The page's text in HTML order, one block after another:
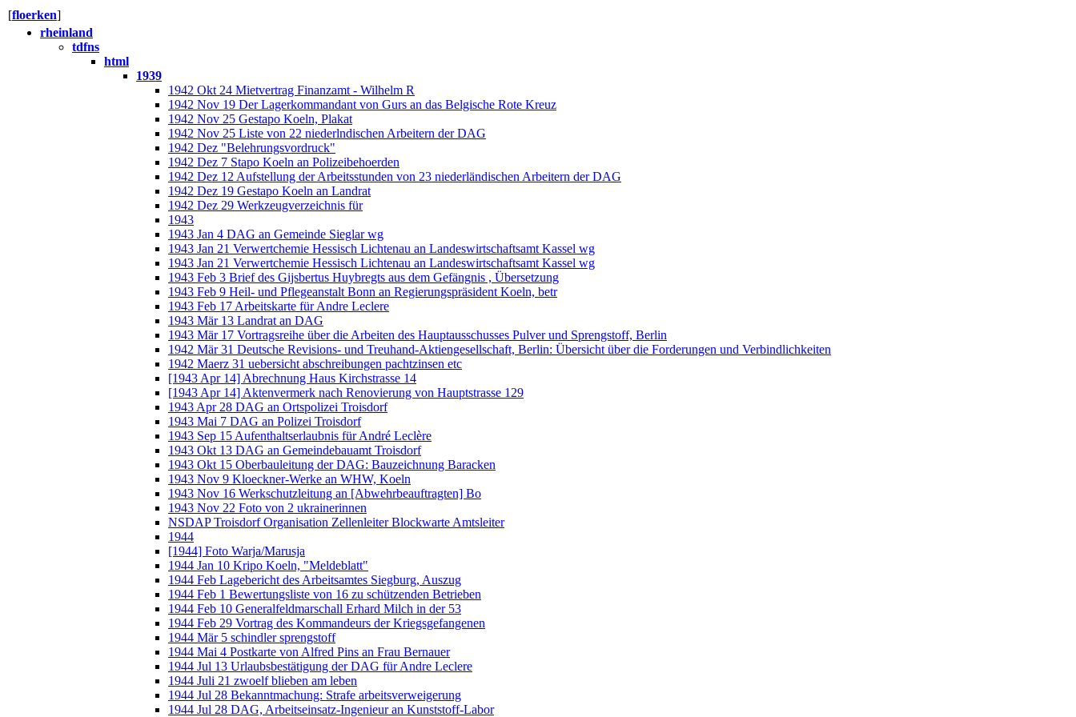
[floerken]
rheinland
tdfns
html
1939
1942 Okt 24 Mietvertrag Finanzamt - Wilhelm R
1942 Nov 19 Der Lagerkommandant von Gurs an das Belgische Rote Kreuz
1942 Nov 25 Gestapo Koeln, Plakat
1942 Nov 25 Liste von 22 niederlndischen Arbeitern der DAG
1942 Dez "Belehrungsvordruck"
1942 Dez 7 Stapo Koeln an Polizeibehoerden
1942 Dez 12 Aufstellung der Arbeitsstunden von 23 niederländischen Arbeitern der DAG
1942 Dez 19 Gestapo Koeln an Landrat
1942 Dez 29 Werkzeugverzeichnis für
1943
1943 Jan 4 DAG an Gemeinde Sieglar wg
1943 Jan 21 Verwertchemie Hessisch Lichtenau an Landeswirtschaftsamt Kassel wg
1943 Jan 21 Verwertchemie Hessisch Lichtenau an Landeswirtschaftsamt Kassel wg
1943 Feb 3 Brief des Gijsbertus Huybregts aus dem Gefängnis , Übersetzung
1943 Feb 9 Heil- und Pflegeanstalt Bonn an Regierungspräsident Koeln, betr
1943 Feb 17 Arbeitskarte für Andre Leclere
1943 Mär 13 Landrat an DAG
1943 Mär 17 Vortragsreihe über die Arbeiten des Hauptausschusses Pulver und Sprengstoff, Berlin
1942 Mär 31 Deutsche Revisions- und Treuhand-Aktiengesellschaft, Berlin: Übersicht über die Forderungen und Verbindlichkeiten
1942 Maerz 31 uebersicht abschreibungen pachtzinsen etc
[1943 Apr 14] Abrechnung Haus Kirchstrasse 14
[1943 Apr 14] Aktenvermerk nach Renovierung von Hauptstrasse 129
1943 Apr 28 DAG an Ortspolizei Troisdorf
1943 Mai 7 DAG an Polizei Troisdorf
1943 Sep 15 Aufenthaltserlaubnis für André Leclère
1943 Okt 13 DAG an Gemeindebauamt Troisdorf
1943 Okt 15 Oberbauleitung der DAG: Bauzeichnung Baracken
1943 Nov 9 Kloeckner-Werke an WHW, Koeln
1943 Nov 16 Werkschutzleitung an [Abwehrbeauftragten] Bo
1943 Nov 22 Foto von 2 ukrainerinnen
NSDAP Troisdorf Organisation Zellenleiter Blockwarte Amtsleiter
1944
[1944] Foto Warja/Marusja
1944 Jan 10 Kripo Koeln, "Meldeblatt"
1944 Feb Lagebericht des Arbeitsamtes Siegburg, Auszug
1944 Feb 1 Bewertungsliste von 16 zu schützenden Betrieben
1944 Feb 10 Generalfeldmarschall Erhard Milch in der 53
1944 Feb 29 Vortrag des Kommandeurs der Kriegsgefangenen
1944 Mär 5 schindler sprengstoff
1944 Mai 4 Postkarte von Alfred Pins an Frau Bernauer
1944 Jul 13 Urlaubsbestätigung der DAG für Andre Leclere
1944 Juli 21 zwoelf blieben am leben
1944 Jul 28 Bekanntmachung: Strafe arbeitsverweigerung
1944 Jul 28 DAG, Arbeitseinsatz-Ingenieur an Kunststoff-Labor